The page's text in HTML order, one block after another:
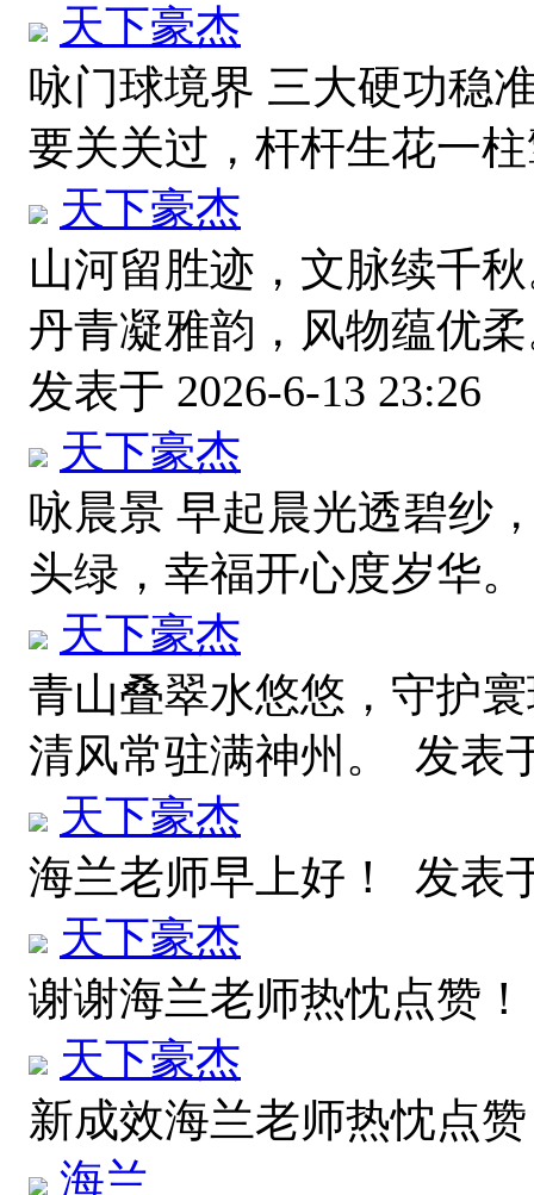
天下豪杰
咏门球境界 三大硬功稳
要关关过，杆杆生花一
天下豪杰
山河留胜迹，文脉续千
丹青凝雅韵，风物蕴优
发表于 2026-6-13 23:26
天下豪杰
咏晨景 早起晨光透碧纱
头绿，幸福开心度岁华
天下豪杰
青山叠翠水悠悠，守护
清风常驻满神州。 发表
天下豪杰
海兰老师早上好！ 发表
天下豪杰
谢谢海兰老师热忱点赞
天下豪杰
新成效海兰老师热忱点
海兰